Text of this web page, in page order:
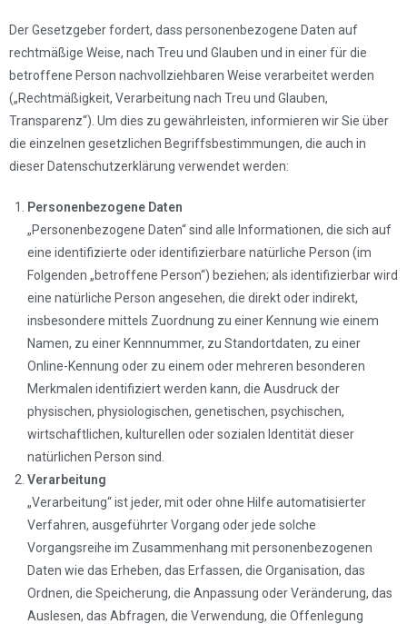
Der Gesetzgeber fordert, dass personenbezogene Daten auf
rechtmäßige Weise, nach Treu und Glauben und in einer für die
betroffene Person nachvollziehbaren Weise verarbeitet werden
(„Rechtmäßigkeit, Verarbeitung nach Treu und Glauben,
Transparenz“). Um dies zu gewährleisten, informieren wir Sie über
die einzelnen gesetzlichen Begriffsbestimmungen, die auch in
dieser Datenschutzerklärung verwendet werden:
Personenbezogene Daten
„Personenbezogene Daten“ sind alle Informationen, die sich auf
eine identifizierte oder identifizierbare natürliche Person (im
Folgenden „betroffene Person“) beziehen; als identifizierbar wird
eine natürliche Person angesehen, die direkt oder indirekt,
insbesondere mittels Zuordnung zu einer Kennung wie einem
Namen, zu einer Kennnummer, zu Standortdaten, zu einer
Online-Kennung oder zu einem oder mehreren besonderen
Merkmalen identifiziert werden kann, die Ausdruck der
physischen, physiologischen, genetischen, psychischen,
wirtschaftlichen, kulturellen oder sozialen Identität dieser
natürlichen Person sind.
Verarbeitung
„Verarbeitung“ ist jeder, mit oder ohne Hilfe automatisierter
Verfahren, ausgeführter Vorgang oder jede solche
Vorgangsreihe im Zusammenhang mit personenbezogenen
Daten wie das Erheben, das Erfassen, die Organisation, das
Ordnen, die Speicherung, die Anpassung oder Veränderung, das
Auslesen, das Abfragen, die Verwendung, die Offenlegung